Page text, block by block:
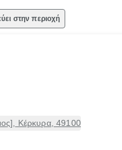
στην περιοχή
Κέρκυρα, 49100